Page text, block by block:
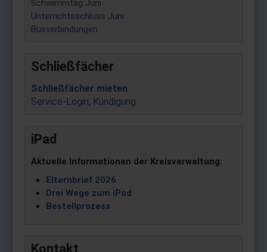
Schwimmtag Juni
Unterrichtsschluss Juni
Busverbindungen
Schließfächer
Schließfächer mieten
Service-Login, Kündigung
iPad
Aktuelle Informationen der Kreisverwaltung:
Elternbrief 2026
Drei Wege zum iPad
Bestellprozess
Kontakt